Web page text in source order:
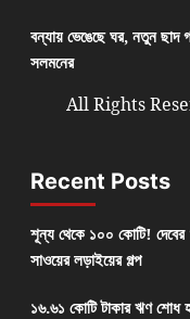
বন্যায় ভেঙেছে ঘর, নতুন ছাদ
সলমনের
All Rights
Recent Posts
শূন্য থেকে ১০০ কোটি! দেবের
সাওয়ের লড়াইয়ের গল্প
১৬.৬১ কোটি টাকার ঋণ শোধ